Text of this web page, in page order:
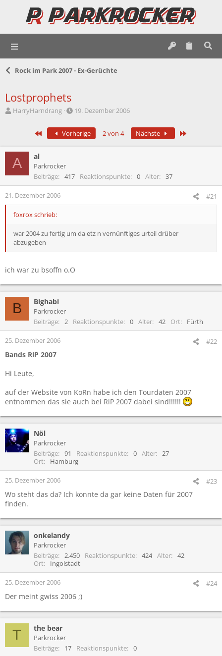
Rock im Park 2007 - Ex-Gerüchte
Lostprophets
E
l
l
HarryHarndrang
E
s
t
t
19. Dezember 2006
Erste Vorherige 2 von 4 Nächste
A al
Parkrocker
Beiträge
417 Reaktionspunkte 0 Alter 37
21. Dezember 2006 #21
foxrox schrieb:
war 2004 zu fertig um da etz n vernünftiges urteil drüber
abzugeben
ich war zu bsoffn o.O
B Bighabi
Parkrocker
Beiträge
2 Reaktionspunkte 0 Alter 42 Ort Fürth
25. Dezember 2006 #22
Bands RiP 2007
Hi Leute,
auf der Website von KoRn habe ich den Tourdaten 2007
entnommen das sie auch bei RiP 2007 dabei sind!!!!!!
Nöl
Parkrocker
Beiträge
91 Reaktionspunkte 0 Alter
27
Ort
Hamburg
25. Dezember 2006 #23
Wo steht das da? Ich konnte da gar keine Daten für 2007
finden.
onkelandy
Parkrocker
Beiträge
2.450 Reaktionspunkte 424 Alter
42
Ort
Ingolstadt
25. Dezember 2006 #24
Der meint gwiss 2006 ;)
T the bear
Parkrocker
Beiträge
17 Reaktionspunkte 0